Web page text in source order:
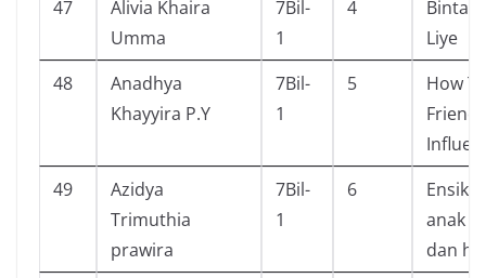
47
Alivia Khaira
Umma
7Bil-
1
4
Liye
48
Anadhya
Khayyira P.Y
7Bil-
1
5
How
49
Azidya
Trimuthia
prawira
7Bil-
1
6
anak
dan